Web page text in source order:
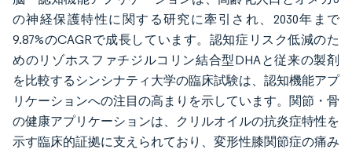
の神経保護特性に関する研究に牽引され、2030年まで
9.87%のCAGRで成長しています。認知症リスク低減のた
めのリゾホスファチジルコリン結合型DHAと従来の製剤
を比較するシンシナティ大学の臨床試験は、認知機能アプ
リケーションへの注目の高まりを示しています。関節・骨
の健康アプリケーションは、クリルオイルの抗炎症特性を
示す臨床的証拠に支えられており、変形性膝関節症の痛み